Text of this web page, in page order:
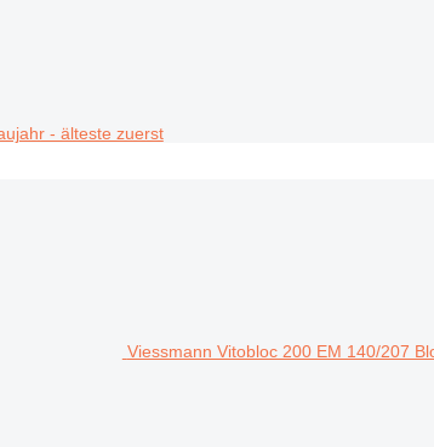
- älteste zuerst
Viessmann Vitobloc 200 EM 140/207